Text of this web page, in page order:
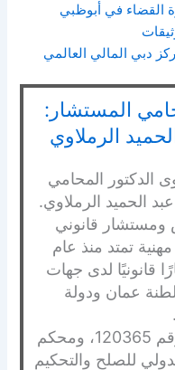
القضاء في أبوظبي
دبي المالي العالمي
المستشار:
الرملاوي
الدكتور المحامي
الحميد الرملاوي.
ومستشار قانوني
تمتد منذ عام
قانونيًا لدى جهات
عمان ودولة
مقيد بنقابة المحامين بمصر برقم 120365، ومحكم
للصلح والتحكيم